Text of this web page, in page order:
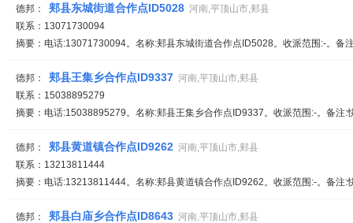
德邦： 郏县东城街道合作点ID5028 河南,平顶山市,郏县
联系：13071730094
摘要：电话:13071730094。名称:郏县东城街道合作点ID5028。收派范围:-。备
德邦： 郏县王集乡合作点ID9337 河南,平顶山市,郏县
联系：15038895279
摘要：电话:15038895279。名称:郏县王集乡合作点ID9337。收派范围:-。备注
德邦： 郏县黄道镇合作点ID9262 河南,平顶山市,郏县
联系：13213811444
摘要：电话:13213811444。名称:郏县黄道镇合作点ID9262。收派范围:-。备注
德邦： 郏县白庙乡合作点ID8643 河南,平顶山市,郏县